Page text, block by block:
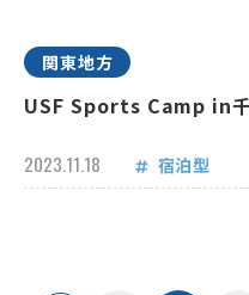
関東地方
USF Sports Camp in
2023.11.18 宿泊型